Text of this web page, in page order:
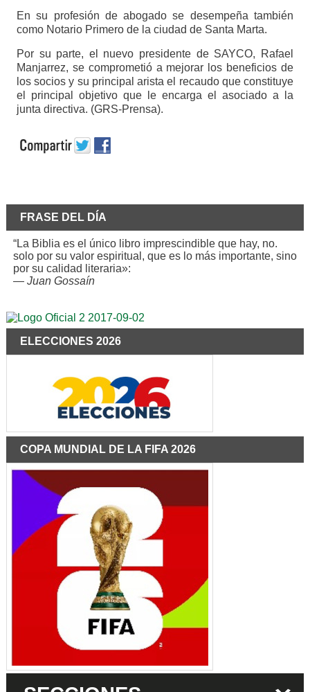
En su profesión de abogado se desempeña también
como Notario Primero de la ciudad de Santa Marta.
Por su parte, el nuevo presidente de SAYCO, Rafael
Manjarrez, se comprometió a mejorar los beneficios de
los socios y su principal arista el recaudo que constituye
el principal objetivo que le encarga el asociado a la
junta directiva. (GRS-Prensa).
FRASE DEL DÍA
“La Biblia es el único libro imprescindible que hay, no.
solo por su valor espiritual, que es lo más importante, sino
por su calidad literaria»:
— Juan Gossaín
ELECCIONES 2026
COPA MUNDIAL DE LA FIFA 2026